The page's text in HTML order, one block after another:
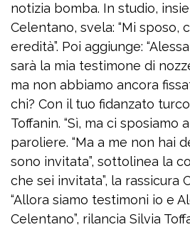
notizia bomba. In studio,
Celentano, svela: “Mi sposo,
eredità”. Poi aggiunge:
sarà la mia testimone di
ma non abbiamo ancora
chi? Con il tuo fidanzato
Toffanin. “Sì, ma ci sposiamo
paroliere. “Ma a me non hai
sono invitata”, sottolinea la
che sei invitata”, la rassicura
“Allora siamo testimoni io e
Celentano”, rilancia Silvia